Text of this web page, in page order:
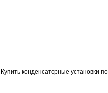
Купить конденсаторные установки